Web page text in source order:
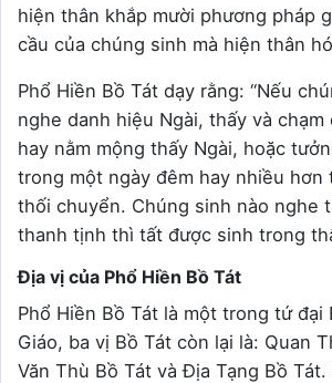
hiện thân khắp mười phương pháp
cầu của chúng sinh mà hiện thân
Phổ Hiền Bồ Tát dạy rằng: “Nếu
nghe danh hiệu Ngài, thấy và chạm
hay nằm mộng thấy Ngài, hoặc
trong một ngày đêm hay nhiều hơn
thối chuyển. Chúng sinh nào nghe
thanh tịnh thì tất được sinh trong
Địa vị của Phổ Hiền Bồ Tát
Phổ Hiền Bồ Tát là một trong tứ đại
Giáo, ba vị Bồ Tát còn lại là: Quan
Văn Thù Bồ Tát và Địa Tạng Bồ